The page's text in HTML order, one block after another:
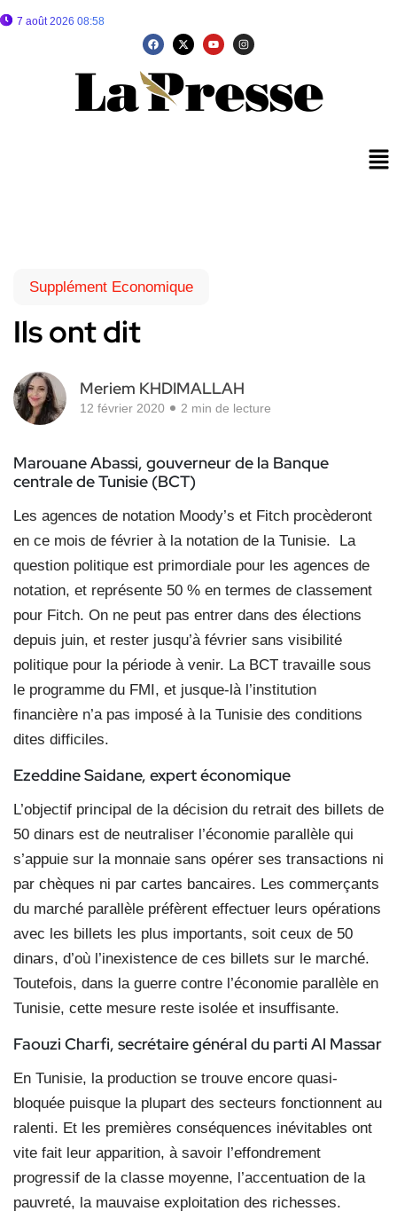
7 août 2026 08:58
Supplément Economique
Ils ont dit
Meriem KHDIMALLAH
12 février 2020 2 min de lecture
Marouane Abassi, gouverneur de la Banque
centralede Tunisie (BCT)
Les agences de notation Moody’s et Fitch procèderont
en ce mois de février à la notation de la Tunisie.
La
question politique est primordiale pour les agences de
notation, et représente 50 % en termes de classement
pour Fitch. On ne peut pas entrer dans des élections
depuis juin, et rester jusqu’à février sans visibilité
politique pour la période à venir. La BCT travaille sous
le programme du FMI, et jusque-là l’institution
financière n’a pas imposé à la Tunisie des conditions
dites difficiles.
Ezeddine Saidane, expert économique
L’objectif principal de la décision du retrait des billets de
50 dinars est de neutraliser l’économie parallèle qui
s’appuie sur la monnaie sans opérer ses transactions ni
par chèques ni par cartes bancaires. Les commerçants
du marché parallèle préfèrent effectuer leurs opérations
avec les billets les plus importants, soit ceux de 50
dinars, d’où l’inexistence de ces billets sur le marché.
Toutefois, dans la guerre contre l’économie parallèle en
Tunisie, cette mesure reste isolée et insuffisante.
Faouzi Charfi, secrétaire général du parti Al Massar
En Tunisie, la production se trouve encore quasi-
bloquée puisque la plupart des secteurs fonctionnent au
ralenti. Et les premières conséquences inévitables ont
vite fait leur apparition, à savoir l’effondrement
progressif de la classe moyenne, l’accentuation de la
pauvreté, la mauvaise exploitation des richesses.